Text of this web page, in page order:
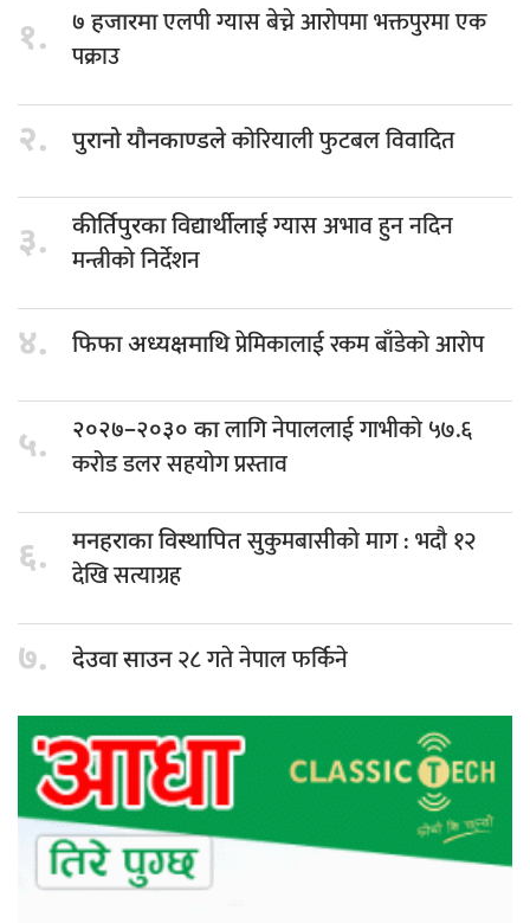
१. ७ हजारमाएलपी ग्यास बेच्ने आरोपमा भक्तपुरमा एक
पक्राउ
२. पुरानो यौनकाण्डलेकोरियाली फुटबल विवादित
३. कीर्तिपुरका विद्यार्थीलाईग्यास अभाव हुन नदिन
मन्त्रीको निर्देशन
४. फिफा अध्यक्षमाथिप्रेमिकालाई रकम बाँडेको आरोप
५. २०२७–२०३० कालागि नेपाललाई गाभीको ५७.६
करोड डलर सहयोग प्रस्ताव
६. मनहराका विस्थापितसुकुमबासीको माग : भदौ १२
देखि सत्याग्रह
७. देउवा साउन२८ गते नेपाल फर्किने